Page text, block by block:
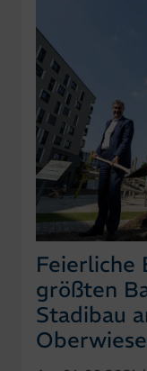
Feierliche
größten
Stadibau